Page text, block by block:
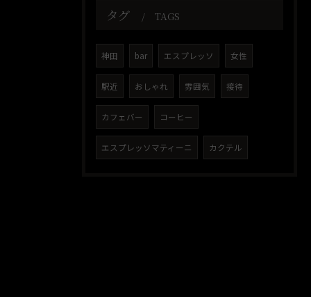
タグ TAGS
神田 bar エスプレッソ 女性
駅近 おしゃれ 雰囲気 接待
カフェバー コーヒー
エスプレッソマティーニ カクテル